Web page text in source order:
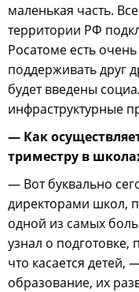
маленькая часть.
территории РФ
Росатоме есть
поддерживать друг
будет введены
инфраструктурные
— Как
триместру в
— Вот буквально
директорами школ,
одной из самых
узнал о подготовке,
что касается детей,
образование, их